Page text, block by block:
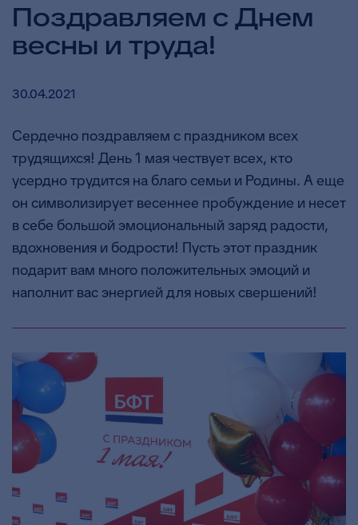
Поздравляем с Днем
весны и труда!
30.04.2021
Сердечно поздравляем с праздником всех
трудящихся! День 1 мая чествует всех, кто
усердно трудится на благо семьи и Родины. А еще
он символизирует весеннее пробуждение и несет
в себе большой эмоциональный заряд радости,
вдохновения и бодрости! Пусть этот праздник
подарит вам много положительных эмоций и
наполнит вас энергией для новых свершений!